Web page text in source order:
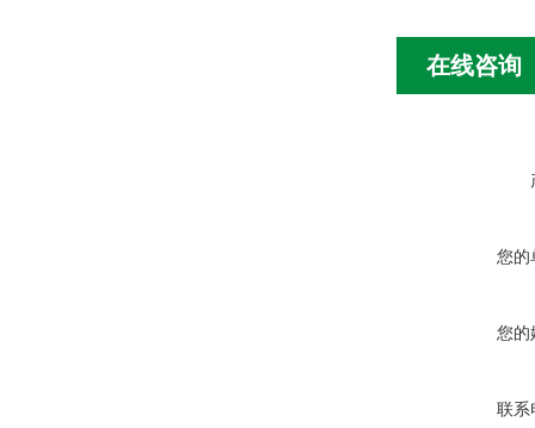
在线咨询
您的
您的
联系